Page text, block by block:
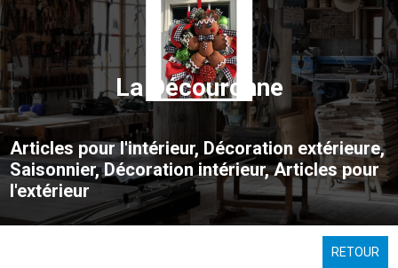
La Découronne
Articles pour l'intérieur, Décoration extérieure,
Saisonnier, Décoration intérieur, Articles pour
l'extérieur
RETOUR